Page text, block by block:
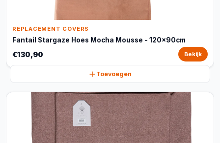
REPLACEMENT COVERS
Fantail Stargaze Hoes Mocha Mousse - 120x90cm
€130,90 Bekijk
Toevoegen